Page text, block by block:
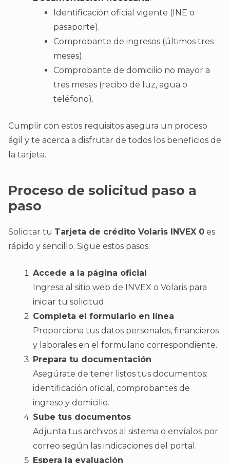
Identificación oficial vigente (INE o
pasaporte).
Comprobante de ingresos (últimos tres
meses).
Comprobante de domicilio no mayor a
tres meses (recibo de luz, agua o
teléfono).
Cumplir con estos requisitos asegura un proceso
ágil y te acerca a disfrutar de todos los beneficios de
la tarjeta.
Proceso de solicitud paso a
paso
Solicitar tu Tarjeta de crédito Volaris INVEX 0 es
rápido y sencillo. Sigue estos pasos:
Accede a la página oficial
Ingresa al sitio web de INVEX o Volaris para
iniciar tu solicitud.
Completa el formulario en línea
Proporciona tus datos personales, financieros
y laborales en el formulario correspondiente.
Prepara tu documentación
Asegúrate de tener listos tus documentos:
identificación oficial, comprobantes de
ingreso y domicilio.
Sube tus documentos
Adjunta tus archivos al sistema o envíalos por
correo según las indicaciones del portal.
Espera la evaluación